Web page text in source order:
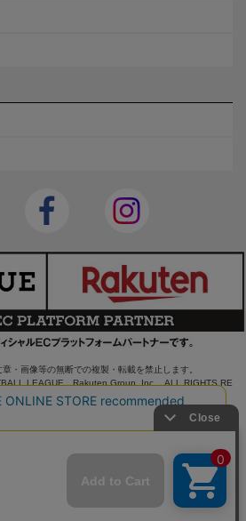
・画像等の無断での複製・転載を禁止します。
LEAGUE Rakuten Group, Inc. ALL RIGHTS RE
SERVED.